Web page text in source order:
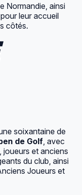
Normandie , ainsi
leur accueil
côtés.
soixantaine de
de Golf, avec
joueurs et anciens
du club, ainsi
Joueurs et